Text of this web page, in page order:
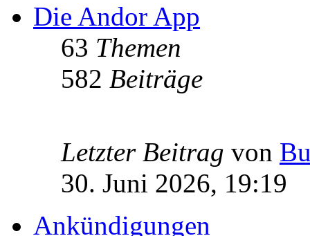
Die Andor App
63 Themen
582 Beiträge
Letzter Beitrag von
30. Juni 2026, 19:19
Ankündigungen